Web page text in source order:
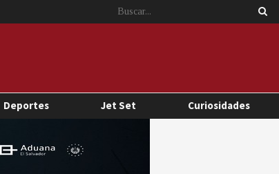
Deportes Jet Set Curiosidades